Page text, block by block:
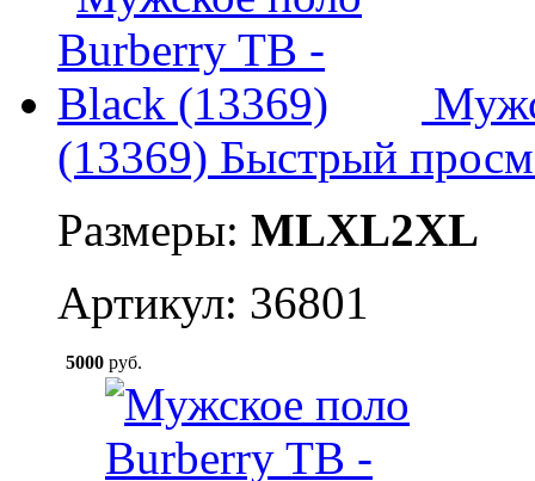
(13369) Быстрый
Размеры: MLXL2XL
Артикул: 36801
5000 руб.